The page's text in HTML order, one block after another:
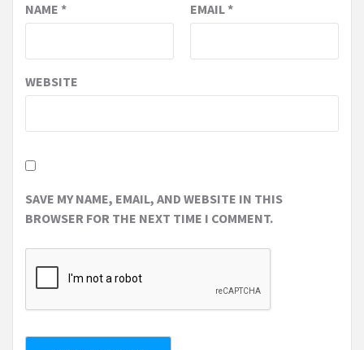
NAME * EMAIL*
WEBSITE
SAVE MY NAME, EMAIL, AND WEBSITE IN THIS
BROWSER FOR THE NEXT TIME I COMMENT.